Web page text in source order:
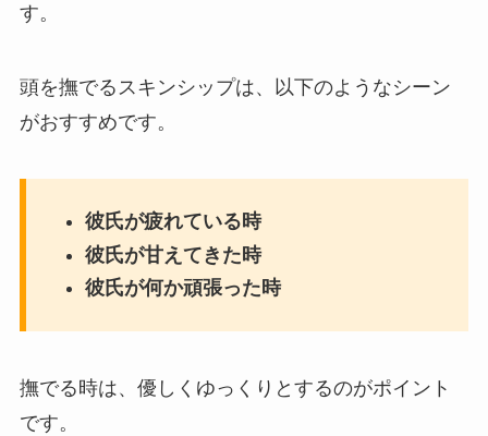
す。
頭を撫でるスキンシップは、以下のようなシーン
がおすすめです。
彼氏が疲れている時
彼氏が甘えてきた時
彼氏が何か頑張った時
撫でる時は、優しくゆっくりとするのがポイント
です。